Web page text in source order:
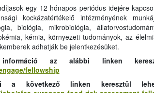
egy 12 hónapos periódus idejére
kockázatértékelő intézményének
biológia, mikrobiológia,
kémia, környezeti tudományok, az
adhatják be jelentkezésüket.
az alábbi linken
fellowship
a következő linken keresztül